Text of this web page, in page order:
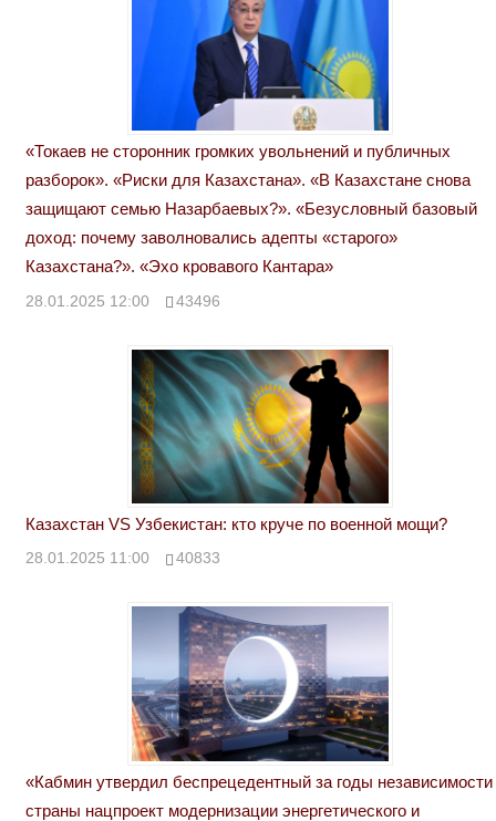
«Токаев не сторонник громких увольнений и публичных
разборок». «Риски для Казахстана». «В Казахстане снова
защищают семью Назарбаевых?». «Безусловный базовый
доход: почему заволновались адепты «старого»
Казахстана?». «Эхо кровавого Кантара»
28.01.2025 12:00 43496
Казахстан VS Узбекистан: кто круче по военной мощи?
28.01.2025 11:00 40833
«Кабмин утвердил беспрецедентный за годы независимости
страны нацпроект модернизации энергетического и